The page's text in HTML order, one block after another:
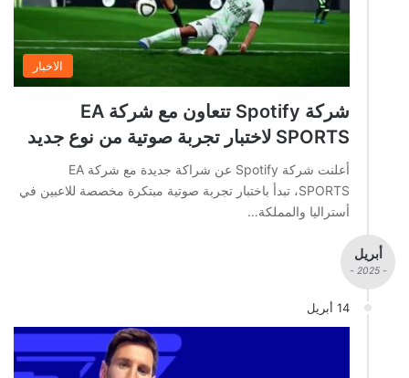
الاخبار
شركة Spotify تتعاون مع شركة EA
SPORTS لاختبار تجربة صوتية من نوع جديد
أعلنت شركة Spotify عن شراكة جديدة مع شركة EA
SPORTS، تبدأ باختبار تجربة صوتية مبتكرة مخصصة للاعبين في
أستراليا والمملكة…
أبريل
- 2025 -
14 أبريل